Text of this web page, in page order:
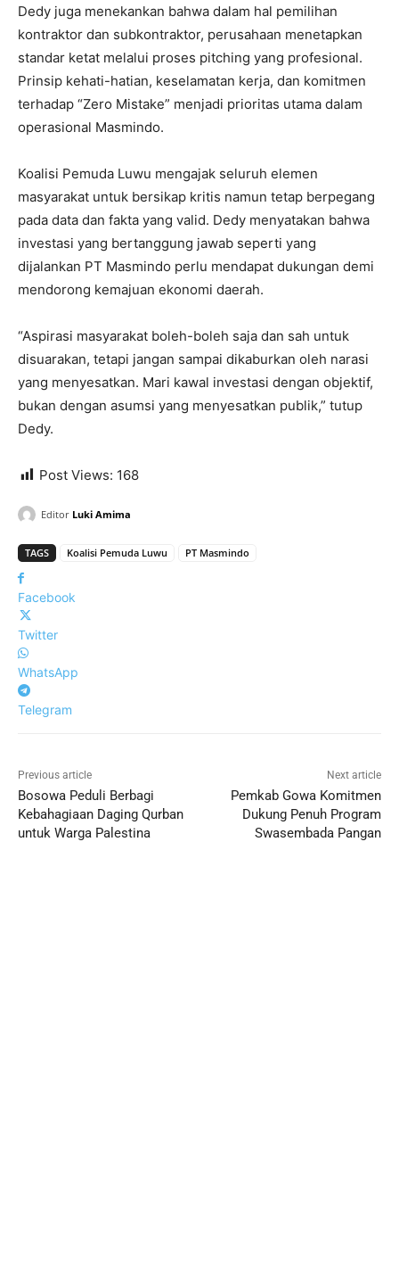
Dedy juga menekankan bahwa dalam hal pemilihan
kontraktor dan subkontraktor, perusahaan menetapkan
standar ketat melalui proses pitching yang profesional.
Prinsip kehati-hatian, keselamatan kerja, dan komitmen
terhadap “Zero Mistake” menjadi prioritas utama dalam
operasional Masmindo.
Koalisi Pemuda Luwu mengajak seluruh elemen
masyarakat untuk bersikap kritis namun tetap berpegang
pada data dan fakta yang valid. Dedy menyatakan bahwa
investasi yang bertanggung jawab seperti yang
dijalankan PT Masmindo perlu mendapat dukungan demi
mendorong kemajuan ekonomi daerah.
“Aspirasi masyarakat boleh-boleh saja dan sah untuk
disuarakan, tetapi jangan sampai dikaburkan oleh narasi
yang menyesatkan. Mari kawal investasi dengan objektif,
bukan dengan asumsi yang menyesatkan publik,” tutup
Dedy.
Post Views: 168
Editor Luki Amima
TAGS Koalisi Pemuda Luwu PT Masmindo
Facebook
Twitter
WhatsApp
Telegram
Previous article
Bosowa Peduli Berbagi
Kebahagiaan Daging Qurban
untuk Warga Palestina
Next article
Pemkab Gowa Komitmen
Dukung Penuh Program
Swasembada Pangan